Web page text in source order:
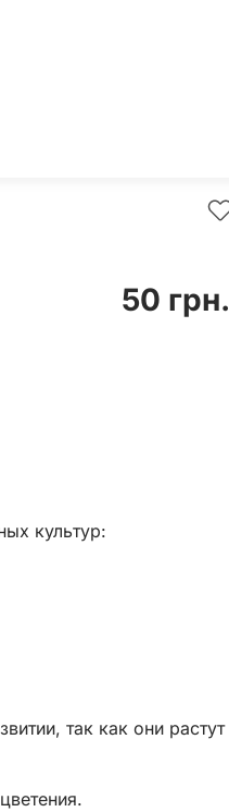
50 грн.
культур:
так как они растут